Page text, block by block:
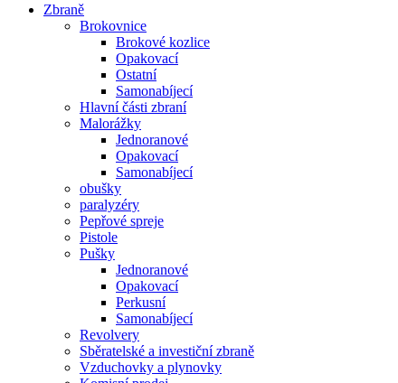
Zbraně
Brokovnice
Brokové kozlice
Opakovací
Ostatní
Samonabíjecí
Hlavní části zbraní
Malorážky
Jednoranové
Opakovací
Samonabíjecí
obušky
paralyzéry
Pepřové spreje
Pistole
Pušky
Jednoranové
Opakovací
Perkusní
Samonabíjecí
Revolvery
Sběratelské a investiční zbraně
Vzduchovky a plynovky